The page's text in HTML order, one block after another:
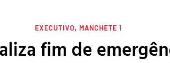
EXECUTIVO, MANCHETE 1
fim de